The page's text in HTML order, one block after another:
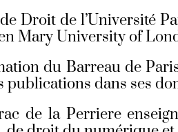
Droit de l’Université
Mary University of
du Barreau de
publications dans ses
de la Perriere